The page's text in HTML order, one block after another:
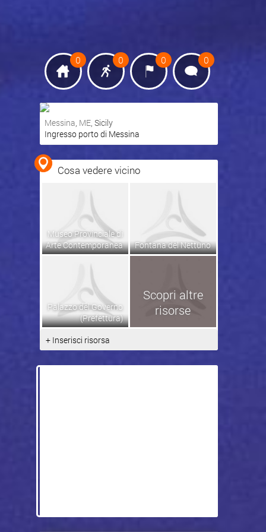
0 0 0 0
Ottieni indicazioni stradali
Visualizza mappa
Messina, ME, Sicily
Ingresso porto di Messina
Cosa vedere vicino
Museo Provinciale di
Arte Contemporanea
Fontana del Nettuno
Palazzo del Governo
(Prefettura)
Scopri altre
risorse
+ Inserisci risorsa